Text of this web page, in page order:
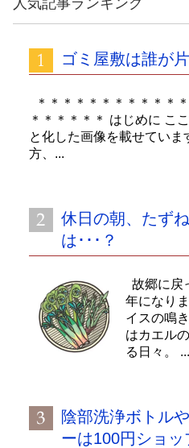
イ
ブ
人気記事ランキング
ゴミ屋敷は誰が
＊＊＊＊＊＊＊＊＊＊＊
＊＊＊＊＊＊ はじめに こ
と化した画像を載せていま
方、...
休日の朝、たず
は･･･？
故郷に戻
年になり
イスの鳴
はカエル
る日々。 ...
陰部洗浄ボトル
ーは100円ショッ